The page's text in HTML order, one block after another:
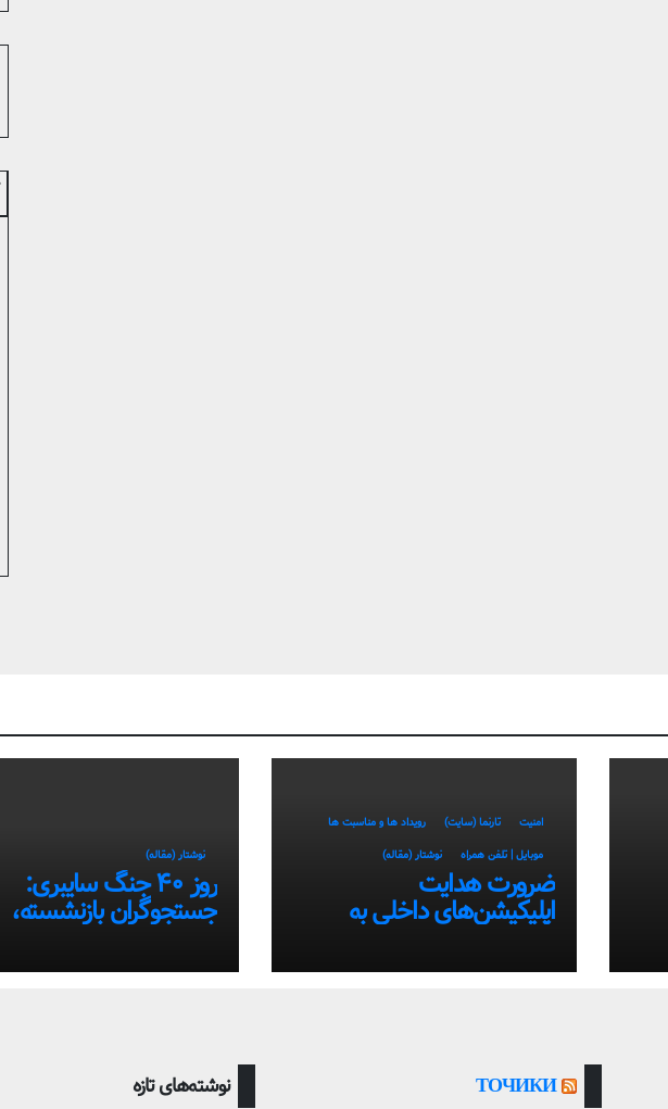
امنیت تارنما (سایت)
رویداد ها و مناسبت ها
موبایل | تلفن همراه
نوشتار (مقاله)
ضرورت هدایت
اپلیکیشن‌های داخلی به
سمت استفاده از سامانه‌های
بومی
نوشتار (مقاله)
روز ۴۰ جنگ سایبری:
جستجوگران بازنشسته،
ضعیف و ستاره‌های موقتی
ایران در بحران اینترنت!
ТОЧИКИ نوشته‌های تازه